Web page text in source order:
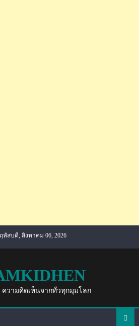
หัสบดี, สิงหาคม 06, 2026
วามคิดเห็นจากทั่วทุกมุมโลก